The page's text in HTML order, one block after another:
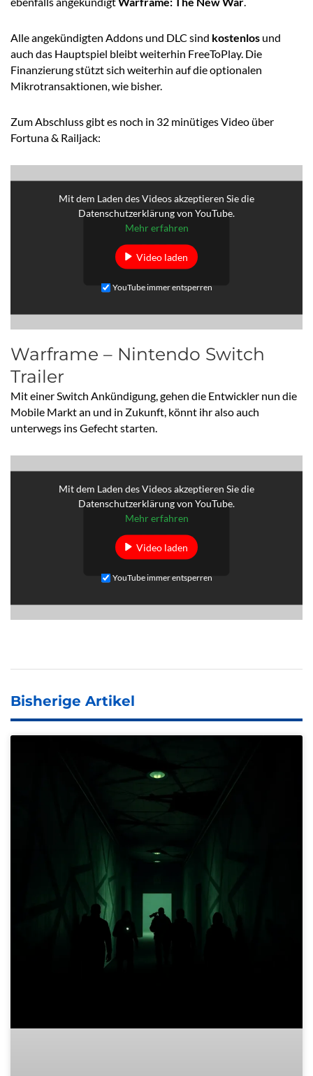
Alle angekündigten Addons und DLC sind kostenlos und
auch das Hauptspiel bleibt weiterhin FreeToPlay. Die
Finanzierung stützt sich weiterhin auf die optionalen
Mikrotransaktionen, wie bisher.
Zum Abschluss gibt es noch in 32 minütiges Video über
Fortuna & Railjack:
Mit dem Laden des Videos akzeptieren Sie die
Datenschutzerklärung von YouTube.
Mehr erfahren
Video laden
YouTube immer entsperren
Warframe – Nintendo Switch
Trailer
Mit einer Switch Ankündigung, gehen die Entwickler nun die
Mobile Markt an und in Zukunft, könnt ihr also auch
unterwegs ins Gefecht starten.
Mit dem Laden des Videos akzeptieren Sie die
Datenschutzerklärung von YouTube.
Mehr erfahren
Video laden
YouTube immer entsperren
Bisherige Artikel